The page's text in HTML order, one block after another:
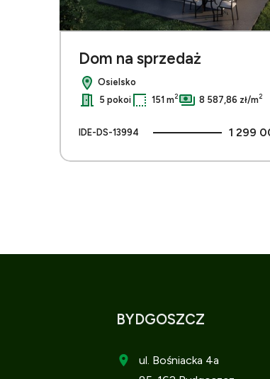
Dom na sprzedaż
Osielsko
5 pokoi
151 m2 8 587,86 zł/m2
IDE-DS-13994 1 299
BYDGOSZCZ
ul. Bośniacka 4a